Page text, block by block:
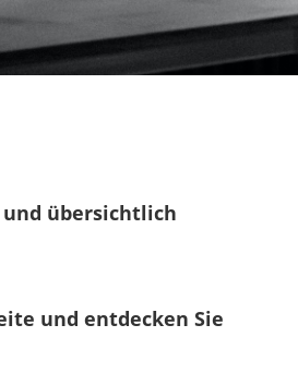
übersichtlich
und entdecken Sie